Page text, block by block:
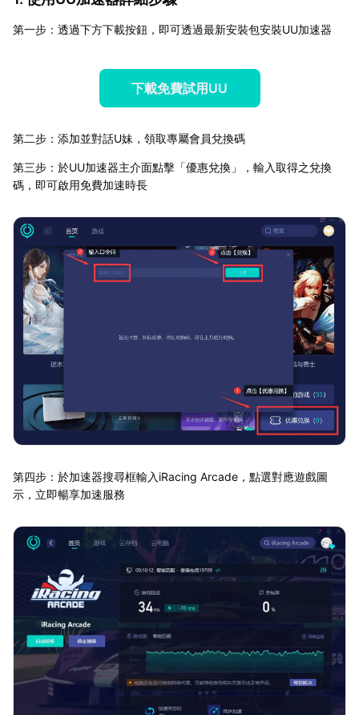
第一步：透過下方下載按鈕，即可透過最新安裝包安裝UU加速器
下載免費試用UU
第二步：添加並對話U妹，領取專屬會員兌換碼
第三步：於UU加速器主介面點擊「優惠兌換」，輸入取得之兌換
碼，即可啟用免費加速時長
第四步：於加速器搜尋框輸入iRacing Arcade，點選對應遊戲圖
示，立即暢享加速服務